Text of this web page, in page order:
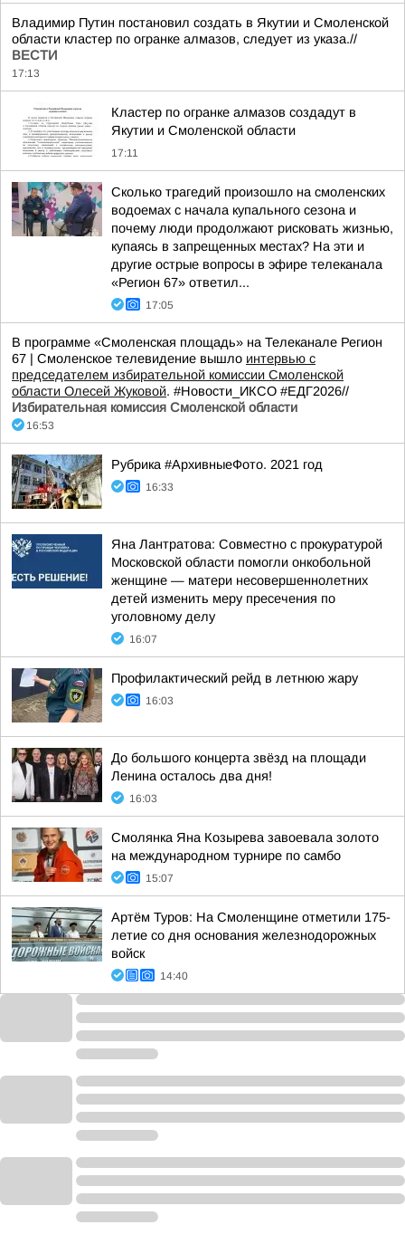
Владимир Путин постановил создать в Якутии и Смоленской
области кластер по огранке алмазов, следует из указа.//
ВЕСТИ
17:13
Кластер по огранке алмазов создадут в
Якутии и Смоленской области
17:11
Сколько трагедий произошло на смоленских
водоемах с начала купального сезона и
почему люди продолжают рисковать жизнью,
купаясь в запрещенных местах? На эти и
другие острые вопросы в эфире телеканала
«Регион 67» ответил...
17:05
В программе «Смоленская площадь» на Телеканале Регион
67 | Смоленское телевидение вышло интервью с
председателем избирательной комиссии Смоленской
области Олесей Жуковой. #Новости_ИКСО #ЕДГ2026//
Избирательная комиссия Смоленской области
16:53
Рубрика #АрхивныеФото. 2021 год
16:33
Яна Лантратова: Совместно с прокуратурой
Московской области помогли онкобольной
женщине — матери несовершеннолетних
детей изменить меру пресечения по
уголовному делу
16:07
Профилактический рейд в летнюю жару
16:03
До большого концерта звёзд на площади
Ленина осталось два дня!
16:03
Смолянка Яна Козырева завоевала золото
на международном турнире по самбо
15:07
Артём Туров: На Смоленщине отметили 175-
летие со дня основания железнодорожных
войск
14:40